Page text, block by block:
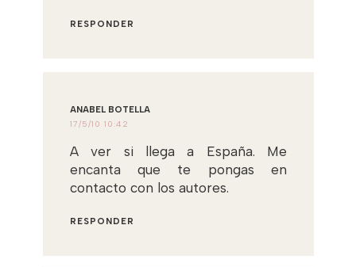
RESPONDER
ANABEL BOTELLA
17/5/10 10:42
A ver si llega a España. Me
encanta que te pongas en
contacto con los autores.
RESPONDER